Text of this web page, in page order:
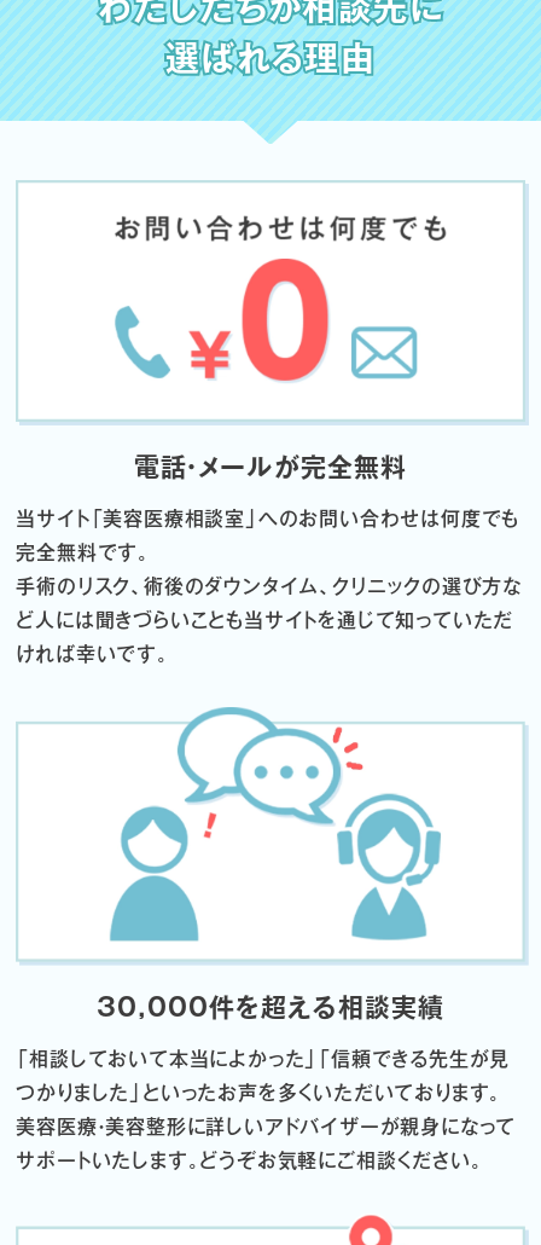
わたしたちが相談先に
選ばれる理由
電話・メールが完全無料
当サイト「美容医療相談室」へのお問い合わせは何度でも
完全無料です。
手術のリスク、術後のダウンタイム、クリニックの選び方な
ど 人には聞きづらいことも当サイトを通じて知っていただ
ければ幸いです。
30,000件を超える相談実績
「相談しておいて本当によかった」「信頼できる先生が見
つかりました」 といったお声を多くいただいております。
美容医療・美容整形に詳しいアドバイザーが親身になって
サポートいたします。 どうぞお気軽にご相談ください。